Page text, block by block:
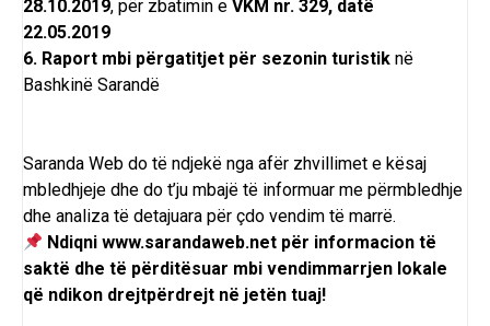
28.10.2019, për zbatimin e VKM nr. 329, datë
22.05.2019
6. Raport mbi përgatitjet për sezonin turistik në
Bashkinë Sarandë
Saranda Web do të ndjekë nga afër zhvillimet e kësaj
mbledhjeje dhe do t’ju mbajë të informuar me përmbledhje
dhe analiza të detajuara për çdo vendim të marrë.
Ndiqniwww.sarandaweb.net për informacion të
saktë dhe të përditësuar mbi vendimmarrjen lokale
që ndikon drejtpërdrejt në jetën tuaj!